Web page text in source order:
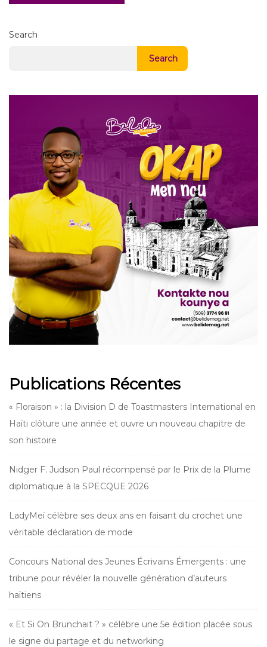
Search
Search
Publications Récentes
« Floraison » : la Division D de Toastmasters International en
Haïti clôture une année et ouvre un nouveau chapitre de
son histoire
Nidger F. Judson Paul récompensé par le Prix de la Plume
diplomatique à la SPECQUE 2026
LadyMeï célèbre ses deux ans en faisant du crochet une
véritable déclaration de mode
Concours National des Jeunes Écrivains Émergents : une
tribune pour révéler la nouvelle génération d’auteurs
haïtiens
« Et Si On Brunchait ? » célèbre une 5e édition placée sous
le signe du partage et du networking